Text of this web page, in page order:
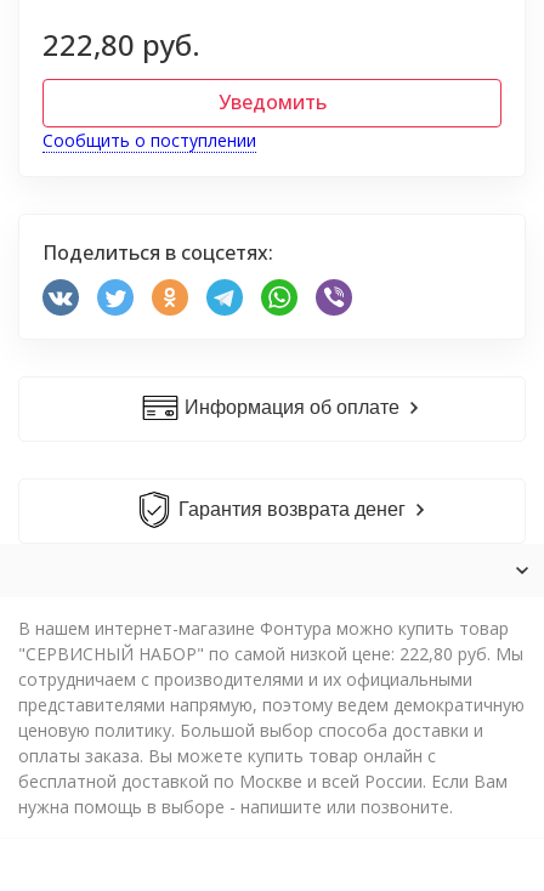
222,80 руб.
Уведомить
Сообщить о поступлении
Поделиться в соцсетях:
Информация об оплате
Гарантия возврата денег
В нашем интернет-магазине Фонтура можно купить товар
"СЕРВИСНЫЙ НАБОР" по самой низкой цене: 222,80 руб. Мы
сотрудничаем с производителями и их официальными
представителями напрямую, поэтому ведем демократичную
ценовую политику. Большой выбор способа доставки и
оплаты заказа. Вы можете купить товар онлайн с
бесплатной доставкой по Москве и всей России. Если Вам
нужна помощь в выборе - напишите или позвоните.